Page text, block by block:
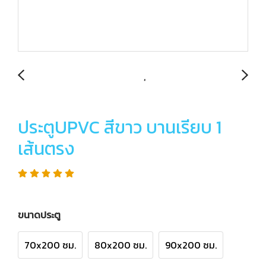
ประตูUPVC สีขาว บานเรียบ 1
เส้นตรง
ขนาดประตู
70x200 ซม. 80x200 ซม. 90x200 ซม.